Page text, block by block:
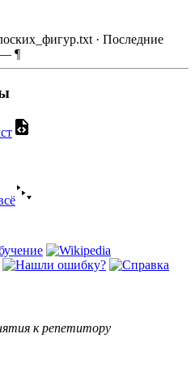
· Последние
— ¶
к репетитору